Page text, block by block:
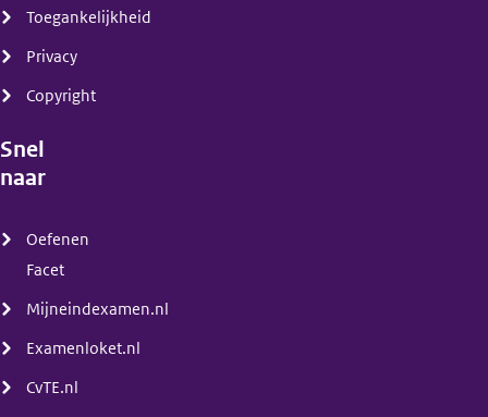
Toegankelijkheid
Privacy
Copyright
Snel
naar
Oefenen
Facet
Mijneindexamen.nl
Examenloket.nl
CvTE.nl